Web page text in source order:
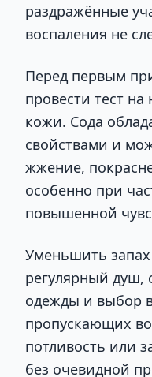
раздражённые
воспаления не
Перед первым
провести тест
кожи. Сода
свойствами и
жжение,
особенно при
повышенной
Уменьшить
регулярный душ,
одежды и выбор
пропускающих
потливость или
без очевидной